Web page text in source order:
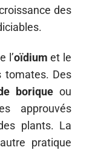
des
l’oïdium et le
tomates. Des
borique ou
approuvés
plants. La
pratique